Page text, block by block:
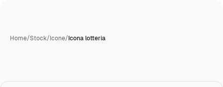
Home/Stock/Icone/Icona lotteria